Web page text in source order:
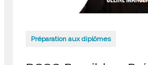
Préparation aux diplômes